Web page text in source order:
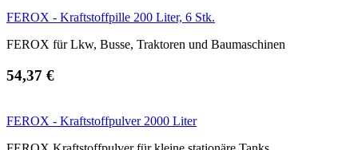
FEROX - Kraftstoffpille 200 Liter, 6 Stk.
FEROX für Lkw, Busse, Traktoren und Baumaschinen
54,37 €
FEROX - Kraftstoffpulver 2000 Liter